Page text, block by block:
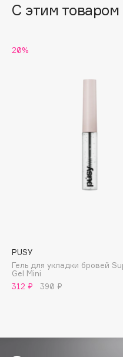
beautyblender
Beverly Hills Polo Club
Boadicea The Victorious
Bvlgari
by TERRY
С этим
20%
PUSY
Гель для укладки бровей
Gel Mini
312 ₽
390 ₽